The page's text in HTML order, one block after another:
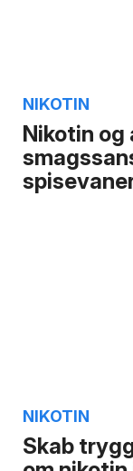
Nikotin og
NIKOTIN
Skab
NIKOTIN